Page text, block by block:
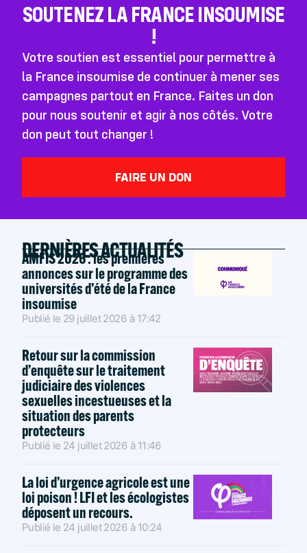
SOUTENEZ LA FRANCE INSOUMISE
!
Votre soutien est essentiel pour permettre à
la France insoumise de continuer à mener ses
campagnes partout en France. Faites un don
pour nous soutenir et agir à nos côtés. Votre
don peut tout changer !
FAIRE UN DON
DERNIÈRES ACTUALITÉS
AMFIS 2026 : les premières
annonces sur le programme des
universités d’été de la France
insoumise
Publié le 29 juillet 2026 à 17:42
Retour sur la commission
d’enquête sur le traitement
judiciaire des violences
sexuelles incestueuses et la
situation des parents
protecteurs
Publié le 24 juillet 2026 à 11:46
La loi d’urgence agricole est une
loi poison ! LFI et les écologistes
déposent un recours.
Publié le 24 juillet 2026 à 10:24